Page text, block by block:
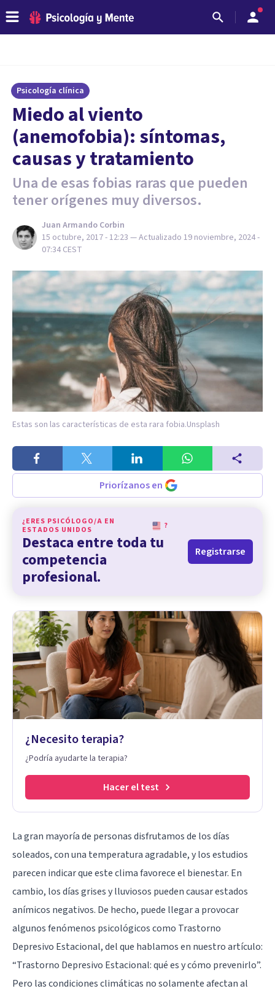
Psicología clínica
Miedo al viento
(anemofobia): síntomas,
causas y tratamiento
Una de esas fobias raras que pueden
tener orígenes muy diversos.
Juan Armando Corbin
15 octubre, 2017 - 12:23 — Actualizado 19 noviembre, 2024 -
07:34 CEST
Estas son las características de esta rara fobia.Unsplash
Priorízanos en
¿ERES PSICÓLOGO/A EN
ESTADOS UNIDOS
?
Destaca entre toda tu
competencia
profesional.
Registrarse
¿Necesito terapia?
¿Podría ayudarte la terapia?
Hacer el test
La gran mayoría de personas disfrutamos de los días
soleados, con una temperatura agradable, y los estudios
parecen indicar que este clima favorece el bienestar. En
cambio, los días grises y lluviosos pueden causar estados
anímicos negativos. De hecho, puede llegar a provocar
algunos fenómenos psicológicos como Trastorno
Depresivo Estacional, del que hablamos en nuestro artículo:
“Trastorno Depresivo Estacional: qué es y cómo prevenirlo”.
Pero las condiciones climáticas no solamente afectan al